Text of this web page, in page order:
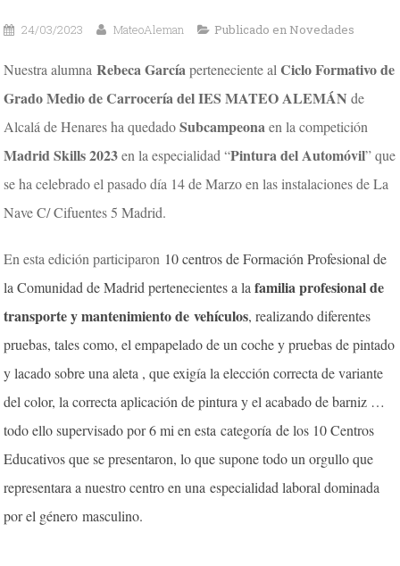
24/03/2023 MateoAleman Publicado en Novedades
Nuestra alumnaRebeca Garcíaperteneciente alCiclo Formativo de
Grado Medio de Carrocería del IES MATEO ALEMÁN de
Alcalá de Henares ha quedadoSubcampeonaen la competición
Madrid Skills 2023en la especialidad “Pintura del Automóvil” que
se ha celebrado el pasado día 14 de Marzo en las instalaciones de La
Nave C/ Cifuentes 5 Madrid.
En esta edición participaron 10 centros de Formación Profesional de
la Comunidad de Madrid pertenecientes a lafamilia profesional de
transporte y mantenimiento de vehículos, realizando diferentes
pruebas, tales como, el empapelado de un coche y pruebas de pintado
y lacado sobre una aleta , que exigía la elección correcta de variante
del color, la correcta aplicación de pintura y el acabado de barniz …
todo ello supervisado por 6 mi en esta categoría de los 10 Centros
Educativos que se presentaron, lo que supone todo un orgullo que
representara a nuestro centro en una especialidad laboral dominada
por el género masculino.